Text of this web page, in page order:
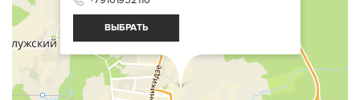
ВЫБРАТЬ